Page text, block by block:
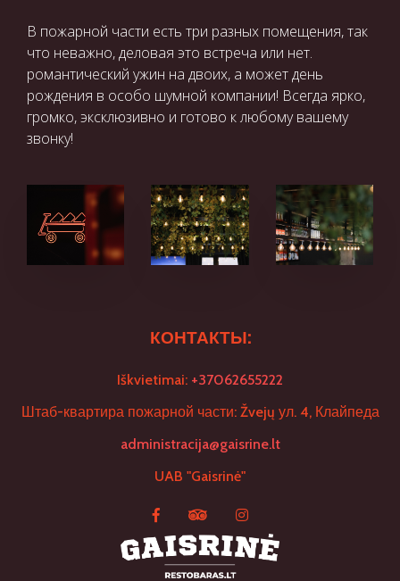
В пожарной части есть три разных помещения, так
что неважно, деловая это встреча или нет.
романтический ужин на двоих, а может день
рождения в особо шумной компании! Всегда ярко,
громко, эксклюзивно и готово к любому вашему
звонку!
КОНТАКТЫ:
Iškvietimai: +37062655222
Штаб-квартира пожарной части: Žvejų ул. 4, Клайпеда
administracija@gaisrine.lt
UAB "Gaisrinė"